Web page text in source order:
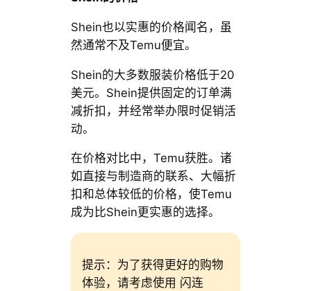
Shein也以实惠的价格闻名，虽
然通常不及Temu便宜。
Shein的大多数服装价格低于20
美元。Shein提供固定的订单满
减折扣，并经常举办限时促销活
动。
在价格对比中，Temu获胜。诸
如直接与制造商的联系、大幅折
扣和总体较低的价格，使Temu
成为比Shein更实惠的选择。
提示：为了获得更好的购物
体验，请考虑使用 闪连